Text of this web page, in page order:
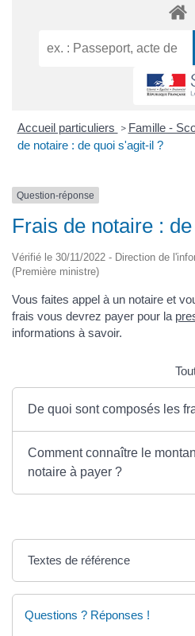
Accueil particuliers > Famille -
de notaire : de quoi s'agit-il ?
Question-réponse
Frais de notaire :
Vérifié le 30/11/2022 - Direction de
(Première ministre)
Vous faites appel à un notaire et
frais vous devrez payer pour la
informations à savoir.
De quoi sont composés les
Comment connaître le
notaire à payer ?
Textes de référence
Questions ? Réponses !